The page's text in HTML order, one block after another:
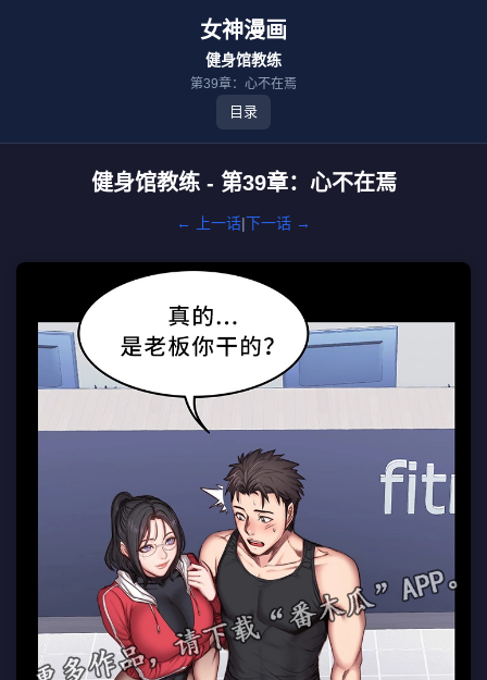
女神漫画
健身馆教练
第39章：心不在焉
目录
健身馆教练 - 第39章：心不在焉
← 上一话|下一话 →